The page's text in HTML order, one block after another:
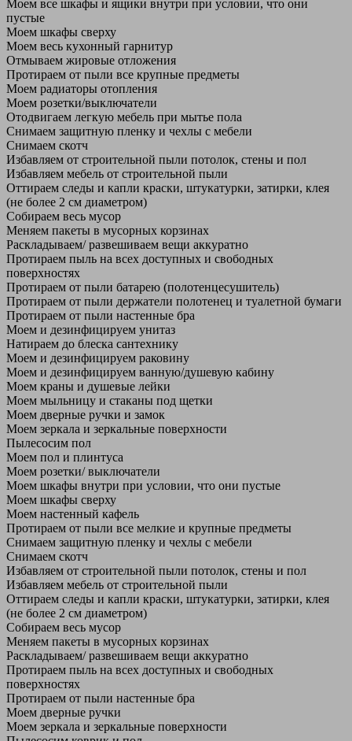
Моем все шкафы и ящики внутри при условии, что они
пустые
Моем шкафы сверху
Моем весь кухонный гарнитур
Отмываем жировые отложения
Протираем от пыли все крупные предметы
Моем радиаторы отопления
Моем розетки/выключатели
Отодвигаем легкую мебель при мытье пола
Снимаем защитную пленку и чехлы с мебели
Снимаем скотч
Избавляем от строительной пыли потолок, стены и пол
Избавляем мебель от строительной пыли
Оттираем следы и капли краски, штукатурки, затирки, клея
(не более 2 см диаметром)
Собираем весь мусор
Меняем пакеты в мусорных корзинах
Раскладываем/ развешиваем вещи аккуратно
Протираем пыль на всех доступных и свободных
поверхностях
Протираем от пыли батарею (полотенцесушитель)
Протираем от пыли держатели полотенец и туалетной бумаги
Протираем от пыли настенные бра
Моем и дезинфицируем унитаз
Натираем до блеска сантехнику
Моем и дезинфицируем раковину
Моем и дезинфицируем ванную/душевую кабину
Моем краны и душевые лейки
Моем мыльницу и стаканы под щетки
Моем дверные ручки и замок
Моем зеркала и зеркальные поверхности
Пылесосим пол
Моем пол и плинтуса
Моем розетки/ выключатели
Моем шкафы внутри при условии, что они пустые
Моем шкафы сверху
Моем настенный кафель
Протираем от пыли все мелкие и крупные предметы
Снимаем защитную пленку и чехлы с мебели
Снимаем скотч
Избавляем от строительной пыли потолок, стены и пол
Избавляем мебель от строительной пыли
Оттираем следы и капли краски, штукатурки, затирки, клея
(не более 2 см диаметром)
Собираем весь мусор
Меняем пакеты в мусорных корзинах
Раскладываем/ развешиваем вещи аккуратно
Протираем пыль на всех доступных и свободных
поверхностях
Протираем от пыли настенные бра
Моем дверные ручки
Моем зеркала и зеркальные поверхности